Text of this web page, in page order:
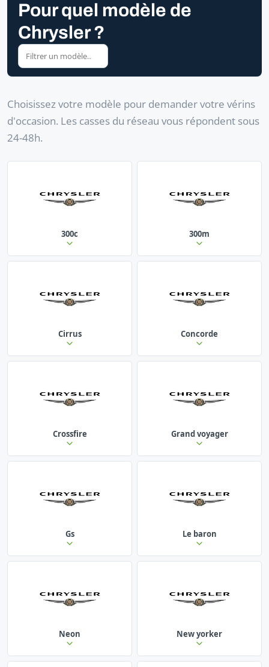
Pour quel modèle de
Chrysler ?
Choisissez votre modèle pour demander votre vérins
d'occasion. Les casses du réseau vous répondent sous
24-48h.
300c 300m
Cirrus Concorde
Crossfire Grand voyager
Gs Le baron
Neon New yorker